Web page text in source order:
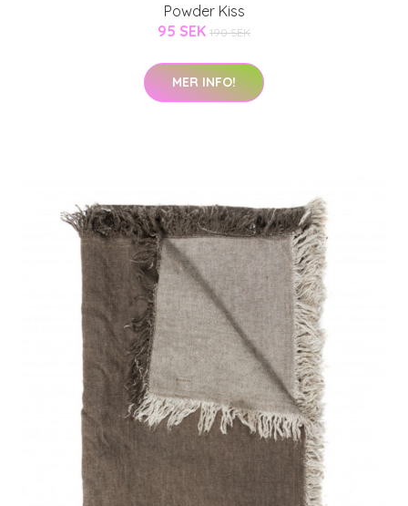
Powder Kiss
95 SEK 190 SEK
MER INFO!